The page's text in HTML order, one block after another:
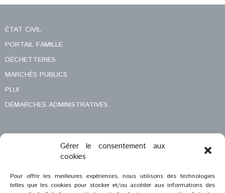
Gérer le consentement aux
cookies
Pour offrir les meilleures expériences, nous utilisons des technologies
telles que les cookies pour stocker et/ou accéder aux informations des
ÉTAT CIVIL
PORTAIL FAMILLE
DÉCHETTERIES
MARCHÉS PUBLICS
PLUI
DÉMARCHES ADMINISTRATIVES
MENTIONS LÉGALES